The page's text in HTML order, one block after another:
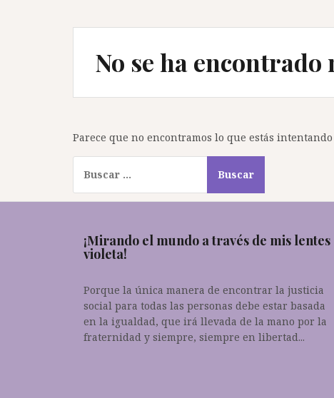
No se ha encontrado
Parece que no encontramos lo que estás
¡Mirando el mundo a través de mis lentes
violeta!
Porque la única manera de encontrar la justicia
social para todas las personas debe estar basada
en la igualdad, que irá llevada de la mano por la
fraternidad y siempre, siempre en libertad...